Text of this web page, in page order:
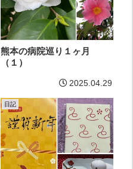
熊本の病院巡り１ヶ月
（１）
2025.04.29
日記